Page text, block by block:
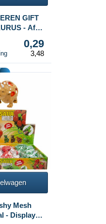
GIFT
- Afm.
0,29
3,48
Mesh
- Display